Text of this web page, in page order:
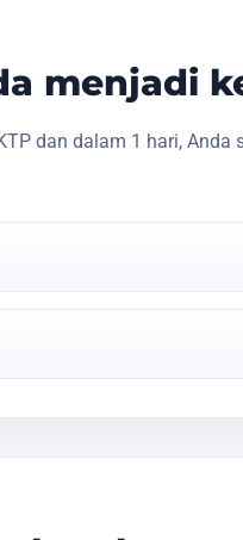
menjadi
dan dalam 1 hari,